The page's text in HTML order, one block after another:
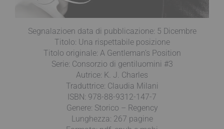
Segnalazioen data di pubblicazione: 5 Dicembre
Titolo: Una rispettabile posizione
Titolo originale: A Gentleman’s Position
Serie: Consorzio di gentiluomini #3
Autrice: K. J. Charles
Traduttrice: Claudia Milani
ISBN: 978-88-9312-147-7
Genere: Storico – Regency
Lunghezza: 267 pagine